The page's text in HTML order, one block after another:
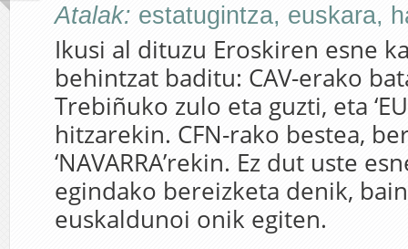
Atalak: estatugintza, euskara,
Ikusi al dituzu Eroskiren esne
behintzat baditu: CAV-erako
Trebiñuko zulo eta guzti, eta
hitzarekin. CFN-rako bestea,
‘NAVARRA’rekin. Ez dut uste
egindako bereizketa denik,
euskaldunoi onik egiten.